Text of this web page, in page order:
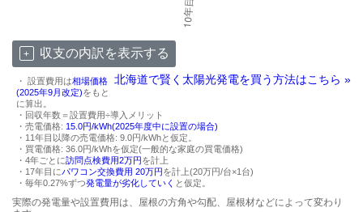
収支の内訳を表示する
北海道で賢く太陽光発電を買う方法はこちら »
・ 設置費用は相場価格
(2025年9月改定)をもと
に算出。
・回収年数＝設置費用÷導入メリット
・売電価格: 15.0円/kWh(2025年度中に設置の場合)
・11年目以降の売電価格: 9.0円/kWhと仮定。
・買電価格: 36.0円/kWhを仮定(一般的な家庭の買電価格)
・4年ごとに訪問点検費用2万円を計上
・17年目にパワコン交換費用 20万円を計上(20万円/台×1台)
・毎年0.27%ずつ発電量が劣化していく と仮定。
実際の発電量や設置費用は、屋根の方角や勾配、屋根材などによって変わり